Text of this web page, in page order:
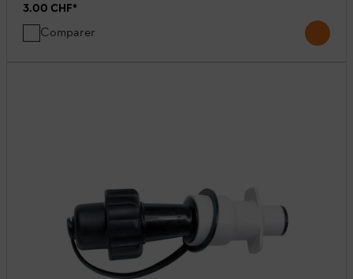
3.00 CHF*
Comparer